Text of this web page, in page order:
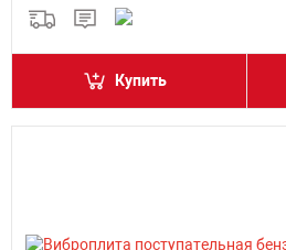
Купить